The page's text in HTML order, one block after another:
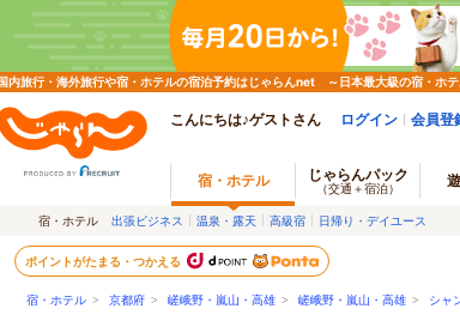
内旅行・海外旅行や宿・ホテルの宿泊予約はじゃらんnet ～日本最大級の宿・ホテ
こんにちは♪ゲストさん ログイン 会員登
宿・ホテル じゃらんパック
（交通＋宿泊）
宿・ホテル 出張ビジネス 温泉・露天 高級宿 日帰り・デイユース
ポイントがたまる・つかえる
宿・ホテル > 京都府 > 嵯峨野・嵐山・高雄 > 嵯峨野・嵐山・高雄 > シャ